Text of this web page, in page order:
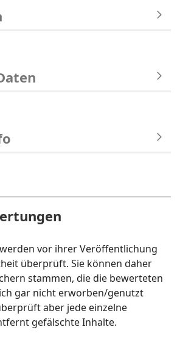
vor ihrer Veröffentlichung
überprüft. Sie können daher
stammen, die die bewerteten
gar nicht erworben/genutzt
aber jede einzelne
gefälschte Inhalte.